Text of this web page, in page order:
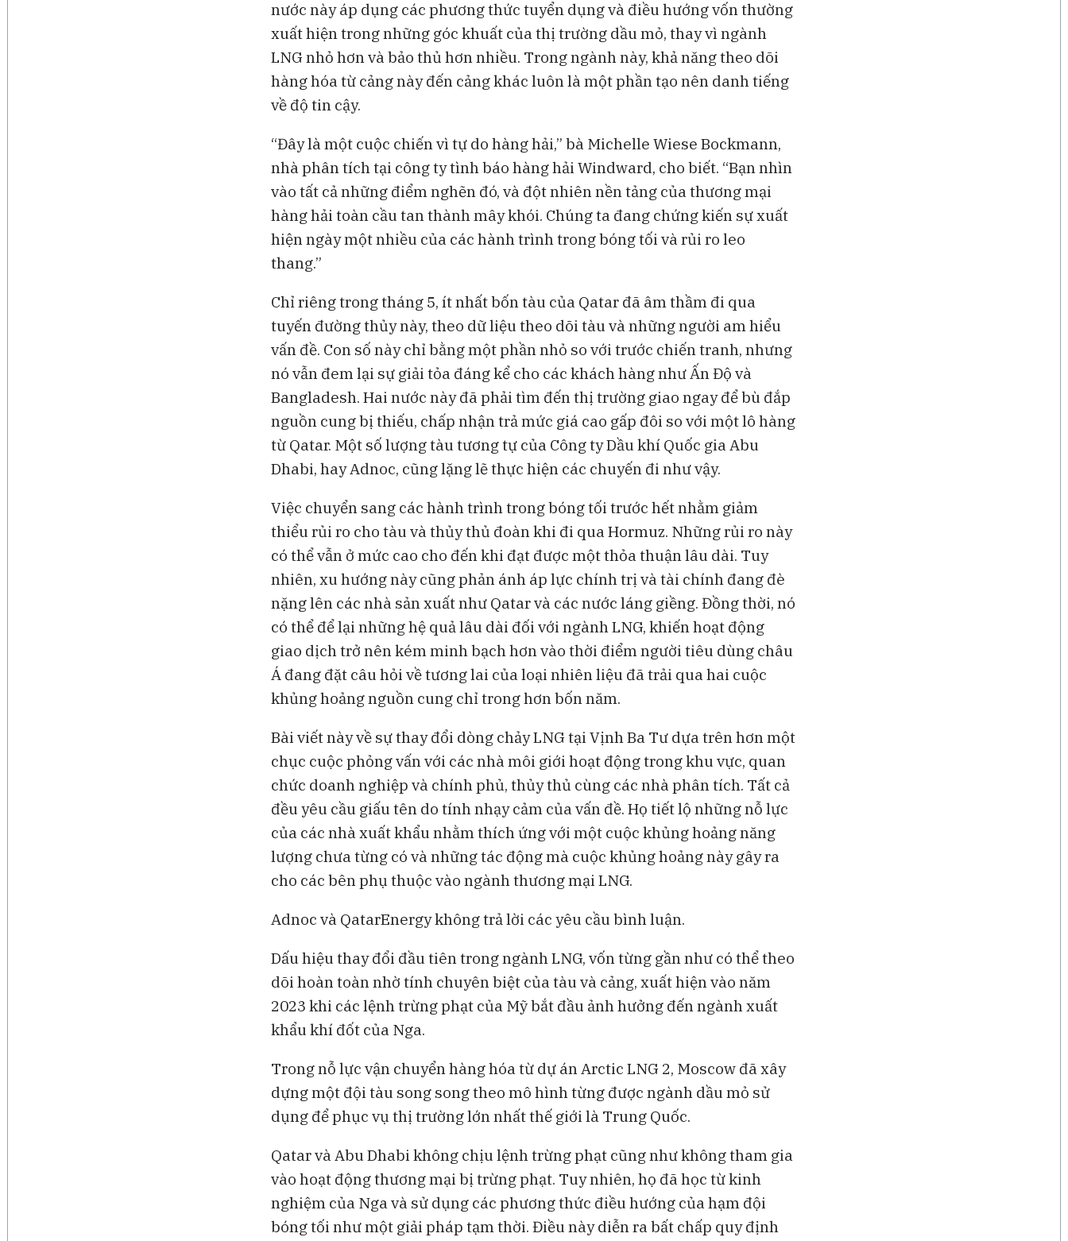
nước này áp dụng các phương thức tuyển dụng và điều hướng vốn thường
xuất hiện trong những góc khuất của thị trường dầu mỏ, thay vì ngành
LNG nhỏ hơn và bảo thủ hơn nhiều. Trong ngành này, khả năng theo dõi
hàng hóa từ cảng này đến cảng khác luôn là một phần tạo nên danh tiếng
về độ tin cậy.
“Đây là một cuộc chiến vì tự do hàng hải,” bà Michelle Wiese Bockmann,
nhà phân tích tại công ty tình báo hàng hải Windward, cho biết. “Bạn nhìn
vào tất cả những điểm nghẽn đó, và đột nhiên nền tảng của thương mại
hàng hải toàn cầu tan thành mây khói. Chúng ta đang chứng kiến sự xuất
hiện ngày một nhiều của các hành trình trong bóng tối và rủi ro leo
thang.”
Chỉ riêng trong tháng 5, ít nhất bốn tàu của Qatar đã âm thầm đi qua
tuyến đường thủy này, theo dữ liệu theo dõi tàu và những người am hiểu
vấn đề. Con số này chỉ bằng một phần nhỏ so với trước chiến tranh, nhưng
nó vẫn đem lại sự giải tỏa đáng kể cho các khách hàng như Ấn Độ và
Bangladesh. Hai nước này đã phải tìm đến thị trường giao ngay để bù đắp
nguồn cung bị thiếu, chấp nhận trả mức giá cao gấp đôi so với một lô hàng
từ Qatar. Một số lượng tàu tương tự của Công ty Dầu khí Quốc gia Abu
Dhabi, hay Adnoc, cũng lặng lẽ thực hiện các chuyến đi như vậy.
Việc chuyển sang các hành trình trong bóng tối trước hết nhằm giảm
thiểu rủi ro cho tàu và thủy thủ đoàn khi đi qua Hormuz. Những rủi ro này
có thể vẫn ở mức cao cho đến khi đạt được một thỏa thuận lâu dài. Tuy
nhiên, xu hướng này cũng phản ánh áp lực chính trị và tài chính đang đè
nặng lên các nhà sản xuất như Qatar và các nước láng giềng. Đồng thời, nó
có thể để lại những hệ quả lâu dài đối với ngành LNG, khiến hoạt động
giao dịch trở nên kém minh bạch hơn vào thời điểm người tiêu dùng châu
Á đang đặt câu hỏi về tương lai của loại nhiên liệu đã trải qua hai cuộc
khủng hoảng nguồn cung chỉ trong hơn bốn năm.
Bài viết này về sự thay đổi dòng chảy LNG tại Vịnh Ba Tư dựa trên hơn một
chục cuộc phỏng vấn với các nhà môi giới hoạt động trong khu vực, quan
chức doanh nghiệp và chính phủ, thủy thủ cùng các nhà phân tích. Tất cả
đều yêu cầu giấu tên do tính nhạy cảm của vấn đề. Họ tiết lộ những nỗ lực
của các nhà xuất khẩu nhằm thích ứng với một cuộc khủng hoảng năng
lượng chưa từng có và những tác động mà cuộc khủng hoảng này gây ra
cho các bên phụ thuộc vào ngành thương mại LNG.
Adnoc và QatarEnergy không trả lời các yêu cầu bình luận.
Dấu hiệu thay đổi đầu tiên trong ngành LNG, vốn từng gần như có thể theo
dõi hoàn toàn nhờ tính chuyên biệt của tàu và cảng, xuất hiện vào năm
2023 khi các lệnh trừng phạt của Mỹ bắt đầu ảnh hưởng đến ngành xuất
khẩu khí đốt của Nga.
Trong nỗ lực vận chuyển hàng hóa từ dự án Arctic LNG 2, Moscow đã xây
dựng một đội tàu song song theo mô hình từng được ngành dầu mỏ sử
dụng để phục vụ thị trường lớn nhất thế giới là Trung Quốc.
Qatar và Abu Dhabi không chịu lệnh trừng phạt cũng như không tham gia
vào hoạt động thương mại bị trừng phạt. Tuy nhiên, họ đã học từ kinh
nghiệm của Nga và sử dụng các phương thức điều hướng của hạm đội
bóng tối như một giải pháp tạm thời. Điều này diễn ra bất chấp quy định